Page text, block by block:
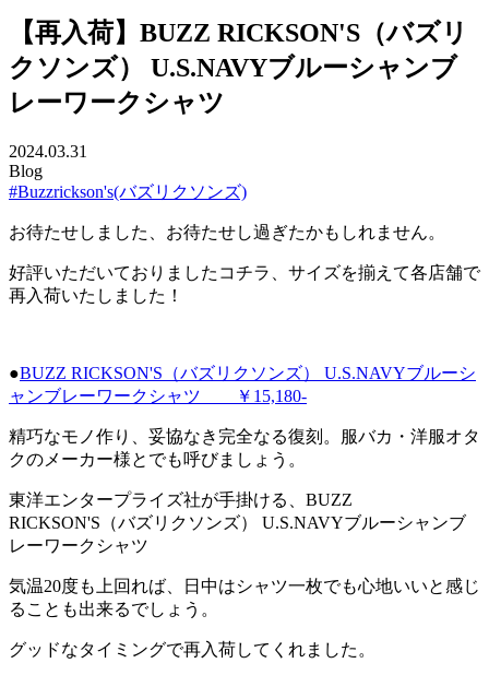
【再入荷】BUZZ RICKSON'S（バズリ
クソンズ） U.S.NAVYブルーシャンブ
レーワークシャツ
2024.03.31
Blog
#Buzzrickson's(バズリクソンズ)
お待たせしました、お待たせし過ぎたかもしれません。
好評いただいておりましたコチラ、サイズを揃えて各店舗で
再入荷いたしました！
●BUZZ RICKSON'S（バズリクソンズ） U.S.NAVYブルーシ
ャンブレーワークシャツ ￥15,180-
精巧なモノ作り、妥協なき完全なる復刻。服バカ・洋服オタ
クのメーカー様とでも呼びましょう。
東洋エンタープライズ社が手掛ける、BUZZ
RICKSON'S（バズリクソンズ） U.S.NAVYブルーシャンブ
レーワークシャツ
気温20度も上回れば、日中はシャツ一枚でも心地いいと感じ
ることも出来るでしょう。
グッドなタイミングで再入荷してくれました。